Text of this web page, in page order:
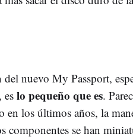
nuevo My Passport,
eslo pequeño que es.
en los últimos años, la
componentes se han